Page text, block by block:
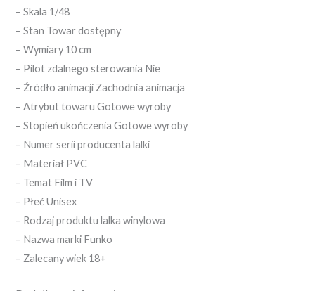
– Skala 1/48
– Stan Towar dostępny
– Wymiary 10 cm
– Pilot zdalnego sterowania Nie
– Źródło animacji Zachodnia animacja
– Atrybut towaru Gotowe wyroby
– Stopień ukończenia Gotowe wyroby
– Numer serii producenta lalki
– Materiał PVC
– Temat Film i TV
– Płeć Unisex
– Rodzaj produktu lalka winylowa
– Nazwa marki Funko
– Zalecany wiek 18+